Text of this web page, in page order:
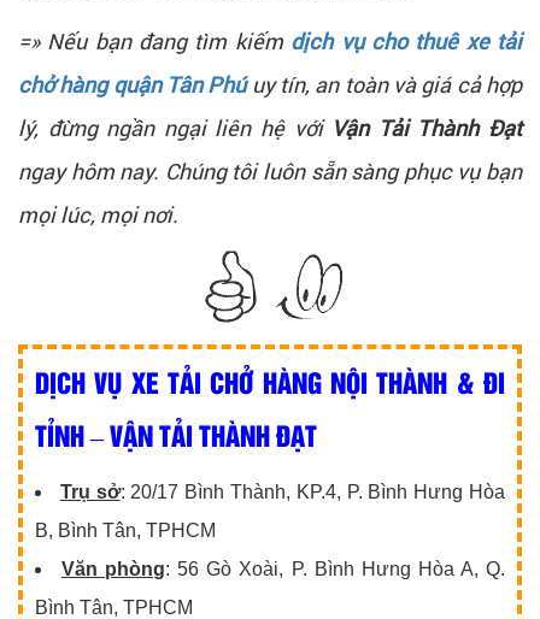
=» Nếu bạn đang tìm kiếm dịch vụ cho thuê xe tải
chở hàng quận Tân Phúuy tín, an toàn và giá cả hợp
lý, đừng ngần ngại liên hệ với Vận Tải Thành Đạt
ngay hôm nay. Chúng tôi luôn sẵn sàng phục vụ bạn
mọi lúc, mọi nơi.
DỊCH VỤ XE TẢI CHỞ HÀNG NỘI THÀNH & ĐI
TỈNH – VẬN TẢI THÀNH ĐẠT
Trụ sở: 20/17 Bình Thành, KP.4, P. Bình Hưng Hòa
B, Bình Tân, TPHCM
Văn phòng: 56 Gò Xoài, P. Bình Hưng Hòa A, Q.
Bình Tân, TPHCM